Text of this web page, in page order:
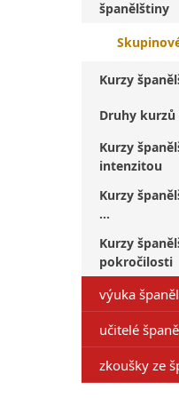
španělštiny
Kurzy
Druhy
Kurzy
intenzitou
Kurzy
...
Kurzy
pokročilosti
výuka
učitelé
zkoušky ze